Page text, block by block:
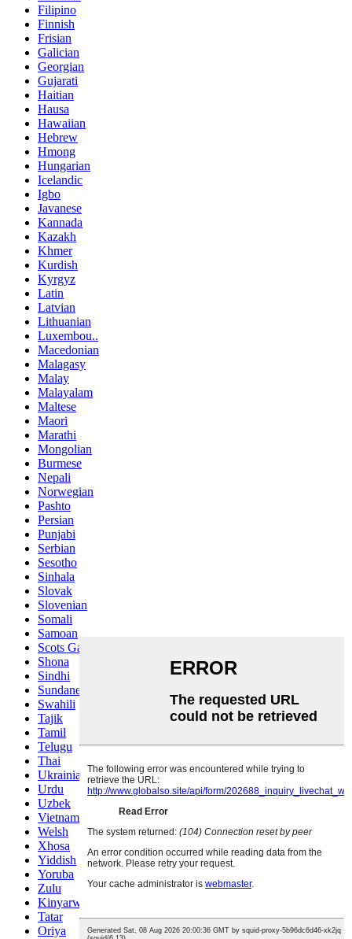
Filipino
Finnish
Frisian
Galician
Georgian
Gujarati
Haitian
Hausa
Hawaiian
Hebrew
Hmong
Hungarian
Icelandic
Igbo
Javanese
Kannada
Kazakh
Khmer
Kurdish
Kyrgyz
Latin
Latvian
Lithuanian
Luxembou..
Macedonian
Malagasy
Malay
Malayalam
Maltese
Maori
Marathi
Mongolian
Burmese
Nepali
Norwegian
Pashto
Persian
Punjabi
Serbian
Sesotho
Sinhala
Slovak
Slovenian
Somali
Samoan
Scots Gaelic
Shona
Sindhi
Sundanese
Swahili
Tajik
Tamil
Telugu
Thai
Ukrainian
Urdu
Uzbek
Vietnamese
Welsh
Xhosa
Yiddish
Yoruba
Zulu
Kinyarwanda
Tatar
Oriya